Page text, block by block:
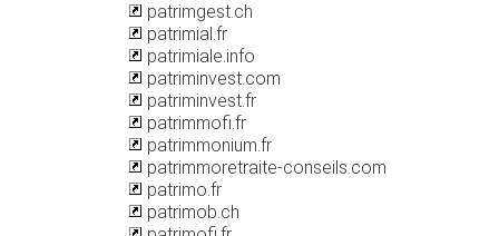
patrimgest.ch
patrimial.fr
patrimiale.info
patriminvest.com
patriminvest.fr
patrimmofi.fr
patrimmonium.fr
patrimmoretraite-conseils.com
patrimo.fr
patrimob.ch